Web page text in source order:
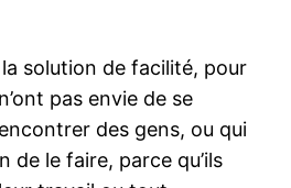
la solution de facilité, pour
pas envie de se
des gens, ou qui
de le faire, parce qu’ils